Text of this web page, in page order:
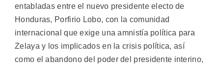
entabladas entre el nuevo presidente electo de
Honduras, Porfirio Lobo, con la comunidad
internacional que exige una amnistía política para
Zelaya y los implicados en la crisis política, así
como el abandono del poder del presidente interino,